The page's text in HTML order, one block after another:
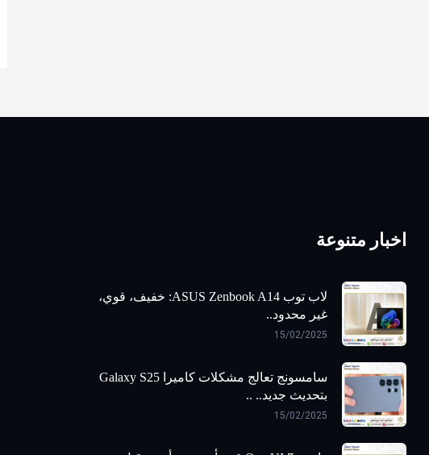
اخبار متنوعة
لاب توب ASUS Zenbook A14: خفيف، قوي،
غير محدود..
15/02/2025
سامسونج تعالج مشكلات كاميرا Galaxy S25
بتحديث جديد.. ..
15/02/2025